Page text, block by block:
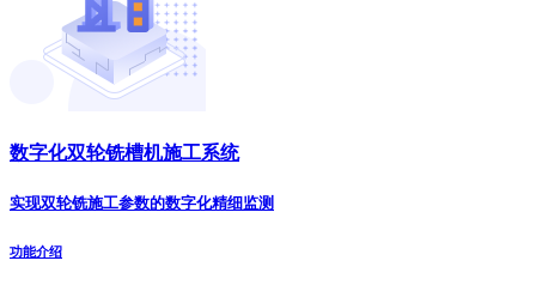
数字化双轮铣槽机施工系统
实现双轮铣施工参数的数字化精细监测
功能介绍